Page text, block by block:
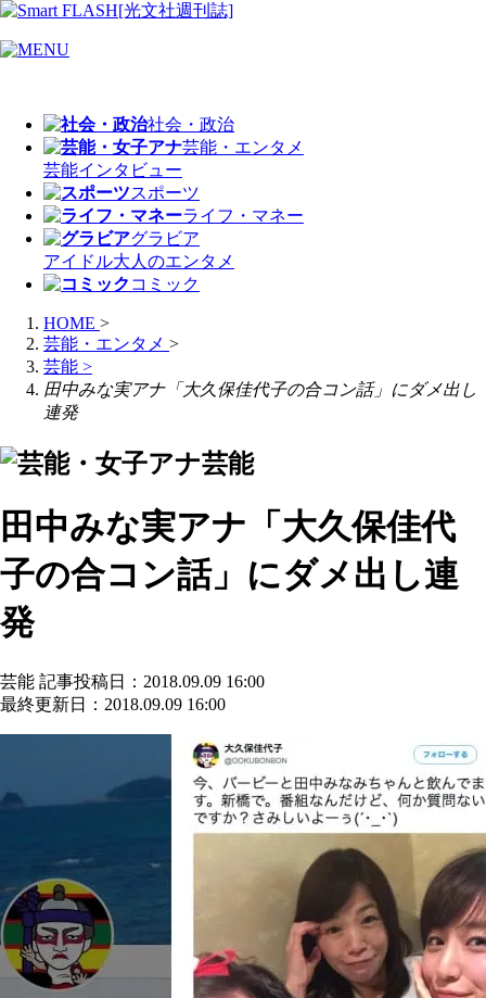
社会・政治
芸能・エンタメ
芸能インタビュー
スポーツ
ライフ・マネー
グラビア
アイドル大人のエンタメ
コミック
HOME >
芸能・エンタメ >
芸能 >
田中みな実アナ「大久保佳代子の合コン話」にダメ出し
連発
芸能
田中みな実アナ「大久保佳代
子の合コン話」にダメ出し連
発
芸能 記事投稿日：2018.09.09 16:00
最終更新日：2018.09.09 16:00